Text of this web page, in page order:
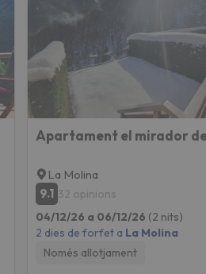
La Molina
9.1 32 opinions
04/12/26 a 06/12/26 (2 nits)
2 dies de forfet a La Molina
Només allotjament